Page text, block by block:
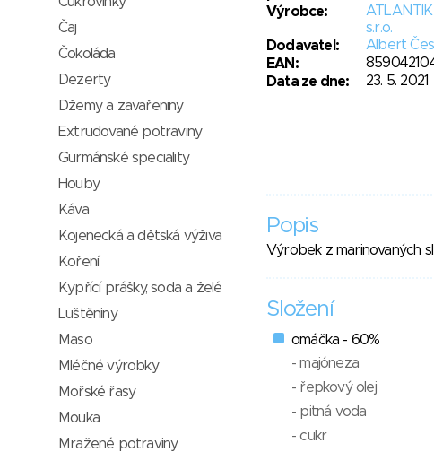
Výrobce:
s.r.o.
Dodavatel:
Albert
EAN:
Data ze dne:
23. 5. 2021
Popis
Výrobek z marinovaných
Složení
omáčka - 60%
- majóneza
- řepkový olej
- pitná voda
- cukr
Čaj
Čokoláda
Dezerty
Džemy a zavařeniny
Extrudované potraviny
Gurmánské speciality
Houby
Káva
Kojenecká a dětská výživa
Koření
Kypřící prášky, soda a želé
Luštěniny
Maso
Mléčné výrobky
Mořské řasy
Mouka
Mražené potraviny